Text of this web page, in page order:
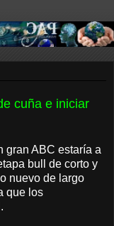
cuña e iniciar
gran ABC estaría a
bull de corto y
nuevo de largo
que los